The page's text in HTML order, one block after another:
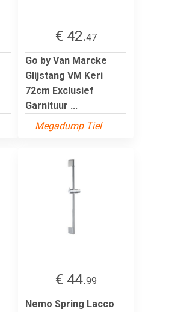
€ 42.47
Go by Van Marcke
Glijstang VM Keri
72cm Exclusief
Garnituur ...
Megadump Tiel
€ 44.99
Nemo Spring Lacco